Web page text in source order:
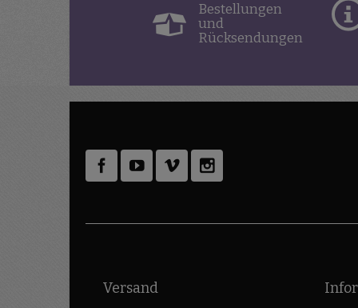
Bestellungen
und
Rücksendungen
Versand